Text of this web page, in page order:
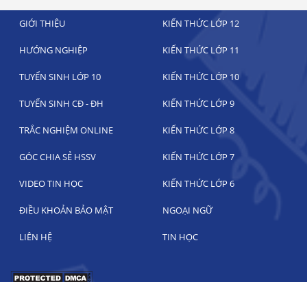
GIỚI THIỆU KIẾN THỨC LỚP 12
HƯỚNG NGHIỆP KIẾN THỨC LỚP 11
TUYỂN SINH LỚP 10 KIẾN THỨC LỚP 10
TUYỂN SINH CĐ - ĐH KIẾN THỨC LỚP 9
TRẮC NGHIỆM ONLINE KIẾN THỨC LỚP 8
GÓC CHIA SẺ HSSV KIẾN THỨC LỚP 7
VIDEO TIN HỌC KIẾN THỨC LỚP 6
ĐIỀU KHOẢN BẢO MẬT NGOẠI NGỮ
LIÊN HỆ TIN HỌC